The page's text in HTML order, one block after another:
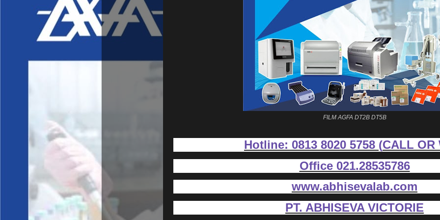
FILM AGFA DT2B DT5B
Hotline: 0813 8020 5758 (CALL OR
Office 021.28535786
www.abhisevalab.com
PT. ABHISEVA VICTORIE